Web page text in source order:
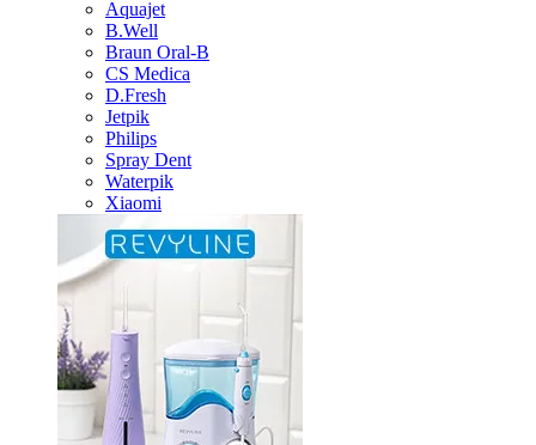
Aquajet
B.Well
Braun Oral-B
CS Medica
D.Fresh
Jetpik
Philips
Spray Dent
Waterpik
Xiaomi